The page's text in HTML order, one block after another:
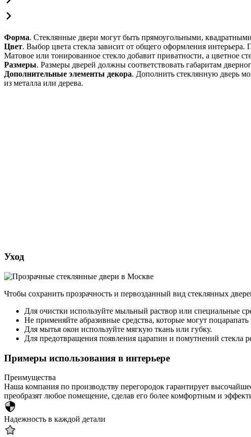
Форма. Стеклянные двери могут быть прямоугольными,
Цвет. Выбор цвета стекла зависит от общего оформления
Матовое или тонированное стекло добавит приватности, а цветное
Размеры. Размеры дверей должны соответствовать габаритам
Дополнительные элементы декора. Дополнить стеклянную дверь
из металла или дерева.
Уход
Чтобы сохранить прозрачность и первозданный вид стеклянных
Для очистки используйте мыльный раствор или специальные
Не применяйте абразивные средства, которые могут поцарапать
Для мытья окон используйте мягкую ткань или губку.
Для предотвращения появления царапин и помутнений стекла
Примеры использования в интерьере
Преимущества
Наша компания по производству перегородок гарантирует
преобразят любое помещение, сделав его более комфортным и
Надежность в каждой детали